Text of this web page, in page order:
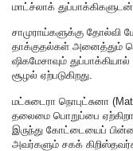
மாட்ச்லாக் துப்பாக்கிகளுடன்
சாமுராய்களுக்கு
தாக்குதல்கள் அனைத்தும்
ஷிகமேசாவும்
சூழல் ஏற்படுகிறது.
மட்சுடைரா நொபுட்சுனா
தலைமை பொறுப்பை
இருந்து கோட்டையைப்
அவர்களும் சகக்